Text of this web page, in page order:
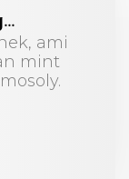
ami
mint